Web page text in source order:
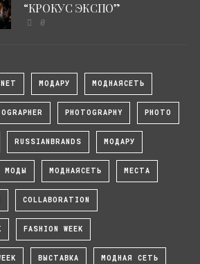
“КРОКУС ЭКСПО”
0
МОДАРУ МОДНАЯСЕТЬ
PHOTOGRAPHY PHOTO
RUSSIANBRANDS МОДАРУ
МОДЫ МОДНАЯСЕТЬ МЕСТА
COLLABORATION
FASHION WEEK
ВЫСТАВКА МОДНАЯ СЕТЬ